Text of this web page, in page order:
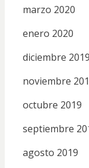
marzo 2020
enero 2020
diciembre 2019
noviembre
octubre 2019
septiembre
agosto 2019